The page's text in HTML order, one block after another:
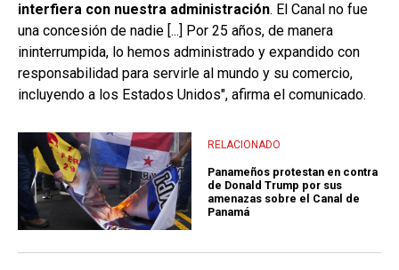
interfiera con nuestra administración. El Canal no fue
una concesión de nadie [...] Por 25 años, de manera
ininterrumpida, lo hemos administrado y expandido con
responsabilidad para servirle al mundo y su comercio,
incluyendo a los Estados Unidos", afirma el comunicado.
RELACIONADO
Panameños protestan en contra
de Donald Trump por sus
amenazas sobre el Canal de
Panamá